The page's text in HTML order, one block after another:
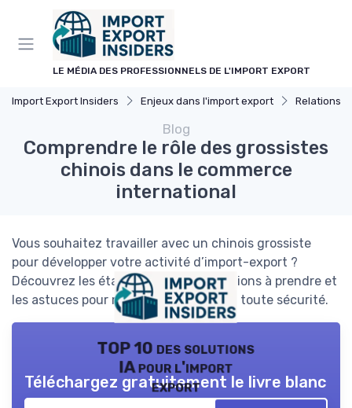
LE MÉDIA DES PROFESSIONNELS DE L'IMPORT EXPORT
Import Export Insiders Enjeux dans l'import export Relations
Blog
Comprendre le rôle des grossistes
chinois dans le commerce
international
Vous souhaitez travailler avec un chinois grossiste
pour développer votre activité d’import-export ?
Découvrez les étapes clés, les précautions à prendre et
les astuces pour réussir vos achats en toute sécurité.
TOP 10 des solutions
IA pour l'import
export
Téléchargez gratuitement le livre blanc
Panneau de gestion des cookies